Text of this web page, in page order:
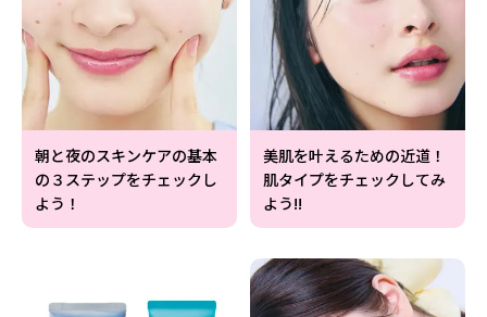
朝と夜のスキンケアの基本
の３ステップをチェックし
よう！
美肌を叶えるための近道！
肌タイプをチェックしてみ
よう!!